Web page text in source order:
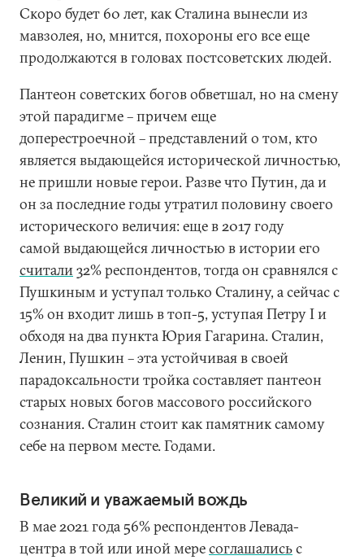
Скоро будет 60 лет, как Сталина вынесли из
мавзолея, но, мнится, похороны его все еще
продолжаются в головах постсоветских людей.
Пантеон советских богов обветшал, но на смену
этой парадигме – причем еще
доперестроечной – представлений о том, кто
является выдающейся исторической личностью,
не пришли новые герои. Разве что Путин, да и
он за последние годы утратил половину своего
исторического величия: еще в 2017 году
самой выдающейся личностью в истории его
считали32% респондентов, тогда он сравнялся с
Пушкиным и уступал только Сталину, а сейчас с
15% он входит лишь в топ-5, уступая Петру I и
обходя на два пункта Юрия Гагарина. Сталин,
Ленин, Пушкин – эта устойчивая в своей
парадоксальности тройка составляет пантеон
старых новых богов массового российского
сознания. Сталин стоит как памятник самому
себе на первом месте. Годами.
Великий и уважаемый вождь
В мае 2021 года 56% респондентов Левада-
центра в той или иной мересоглашалисьс